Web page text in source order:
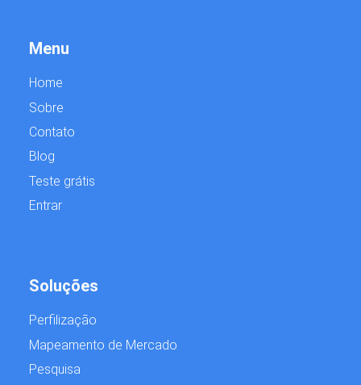
Menu
Home
Sobre
Contato
Blog
Teste grátis
Entrar
Soluções
Perfilização
Mapeamento de Mercado
Pesquisa